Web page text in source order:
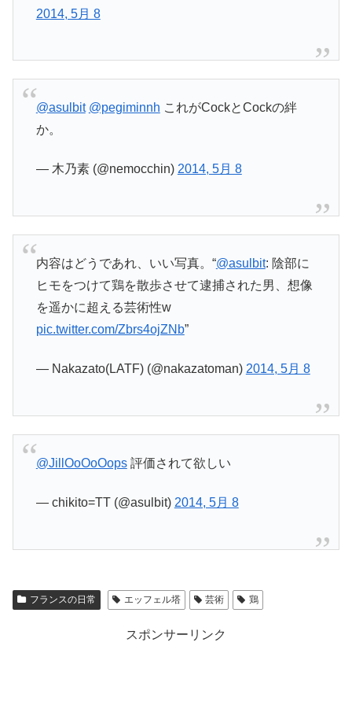
2014, 5月 8
@asulbit @pegiminnh これがCockとCockの絆
か。
— 木乃素 (@nemocchin) 2014, 5月 8
内容はどうであれ、いい写真。“@asulbit: 陰部に
ヒモをつけて鶏を散歩させて逮捕された男、想像
を遥かに超える芸術性w
pic.twitter.com/Zbrs4ojZNb”
— Nakazato(LATF) (@nakazatoman) 2014, 5月 8
@JillOoOoOops評価されて欲しい
— chikito=TT (@asulbit) 2014, 5月 8
フランスの日常 エッフェル塔 芸術 鶏
スポンサーリンク